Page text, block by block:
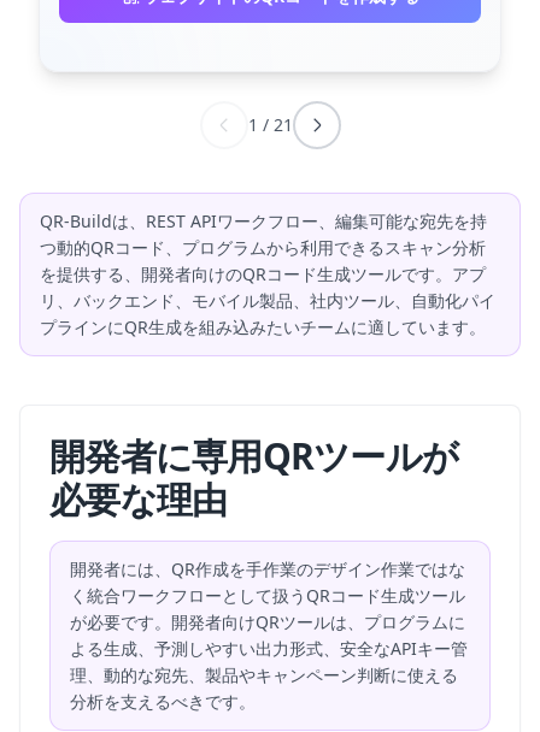
1 / 21
QR-Buildは、REST APIワークフロー、編集可能な宛先を持
つ動的QRコード、プログラムから利用できるスキャン分析
を提供する、開発者向けのQRコード生成ツールです。アプ
リ、バックエンド、モバイル製品、社内ツール、自動化パイ
プラインにQR生成を組み込みたいチームに適しています。
開発者に専用QRツールが
必要な理由
開発者には、QR作成を手作業のデザイン作業ではな
く統合ワークフローとして扱うQRコード生成ツール
が必要です。開発者向けQRツールは、プログラムに
よる生成、予測しやすい出力形式、安全なAPIキー管
理、動的な宛先、製品やキャンペーン判断に使える
分析を支えるべきです。